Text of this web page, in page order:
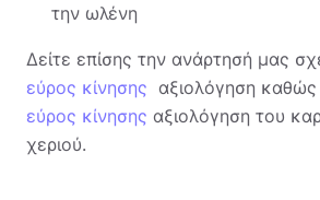
την ωλένη
Δείτε επίσης την ανάρτησή μας
εύρος κίνησης αξιολόγηση καθώς
εύρος κίνησης αξιολόγηση του
χεριού.